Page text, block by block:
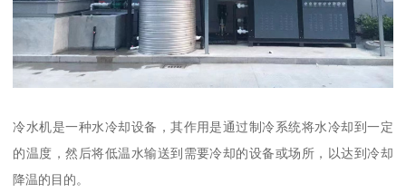
冷水机是一种水冷却设备，其作用是通过制冷系统将水冷却到一定
的温度，然后将低温水输送到需要冷却的设备或场所，以达到冷却
降温的目的。